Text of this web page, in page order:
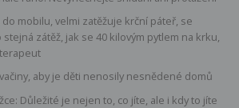
mobilu, velmi zatěžuje krční páteř, se
zátěž, jak se 40 kilovým pytlem na krku,
aby je děti nenosily nesnědené domů
Důležité je nejen to, co jíte, ale i kdy to jíte